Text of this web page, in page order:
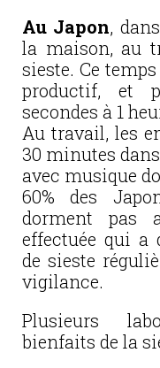
Au Japon,
la maison, au
sieste. Ce
productif, et
secondes à 1
Au travail, les
30 minutes
avec musique
60% des
dorment pas
effectuée qui a
de sieste
vigilance.
Plusieurs
bienfaits de la